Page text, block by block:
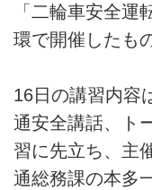
「二輪車安全運
環で開催したも
16日の講習内容
通安全講話、ト
習に先立ち、主
通総務課の本多